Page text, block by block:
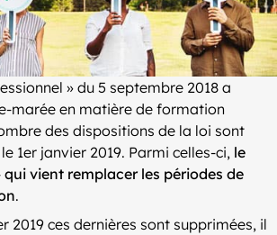
» du 5 septembre 2018 a
marée en matière de formation
des dispositions de la loi sont
1er janvier 2019. Parmi celles-ci, le
qui vient remplacer les périodes de
.
2019 ces dernières sont supprimées, il